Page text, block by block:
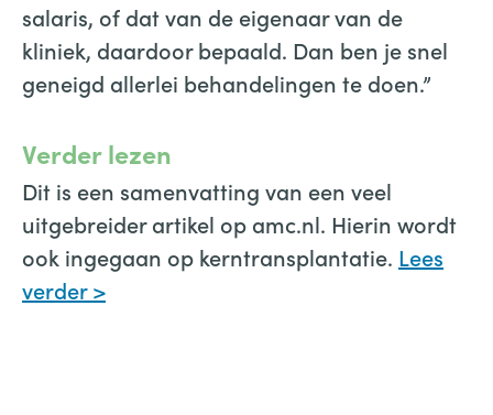
salaris, of dat van de eigenaar van de
kliniek, daardoor bepaald. Dan ben je snel
geneigd allerlei behandelingen te doen.”
Verder lezen
Dit is een samenvatting van een veel
uitgebreider artikel op amc.nl. Hierin wordt
ook ingegaan op kerntransplantatie. Lees
verder >